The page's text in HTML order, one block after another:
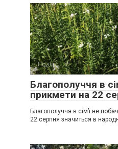
Події
Благополуччя в
прикмети на 22
Благополуччя в сім’ї не
22 серпня значиться в